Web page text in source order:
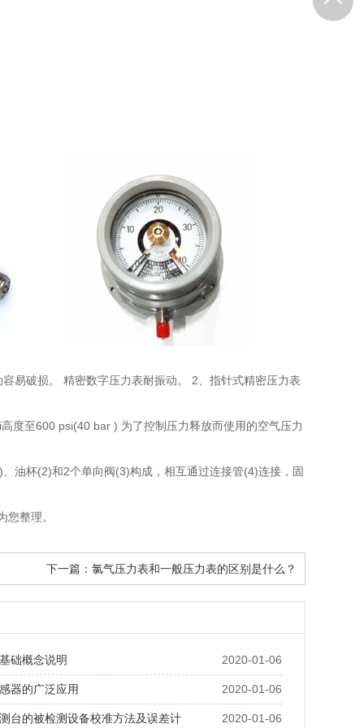
易破损。 精密数字压力表耐振动。 2、指针式精密压力表
度至600 psi(40 bar ) 为了控制压力释放而使用的空气压力
油杯(2)和2个单向阀(3)构成，相互通过连接管(4)连接，固
整理。
下一篇： 氯气压力表和一般压力表的区别是什么？
2020-01-06
础概念说明
2020-01-06
器的广泛应用
2020-01-06
台的被检测设备校准方法及误差计